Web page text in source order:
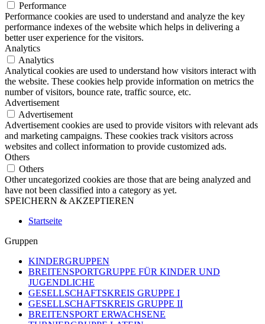
Performance
Performance cookies are used to understand and analyze the key
performance indexes of the website which helps in delivering a
better user experience for the visitors.
Analytics
Analytics
Analytical cookies are used to understand how visitors interact with
the website. These cookies help provide information on metrics the
number of visitors, bounce rate, traffic source, etc.
Advertisement
Advertisement
Advertisement cookies are used to provide visitors with relevant ads
and marketing campaigns. These cookies track visitors across
websites and collect information to provide customized ads.
Others
Others
Other uncategorized cookies are those that are being analyzed and
have not been classified into a category as yet.
SPEICHERN & AKZEPTIEREN
Startseite
Gruppen
KINDERGRUPPEN
BREITENSPORTGRUPPE FÜR KINDER UND
JUGENDLICHE
GESELLSCHAFTSKREIS GRUPPE I
GESELLSCHAFTSKREIS GRUPPE II
BREITENSPORT ERWACHSENE